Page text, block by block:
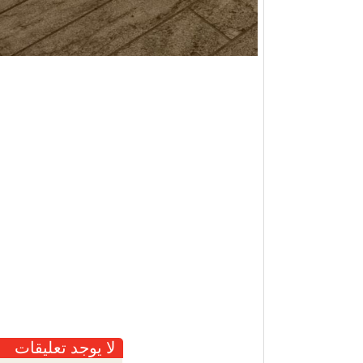
لا يوجد تعليقات